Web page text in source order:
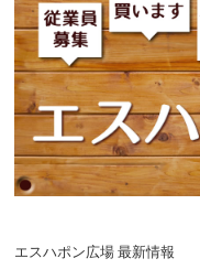
エスハポン広場 最新情報